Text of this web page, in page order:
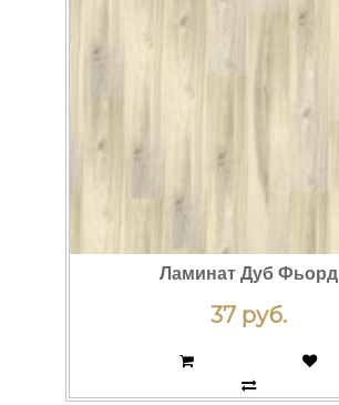
Ламинат Дуб Фьорд
37 руб.